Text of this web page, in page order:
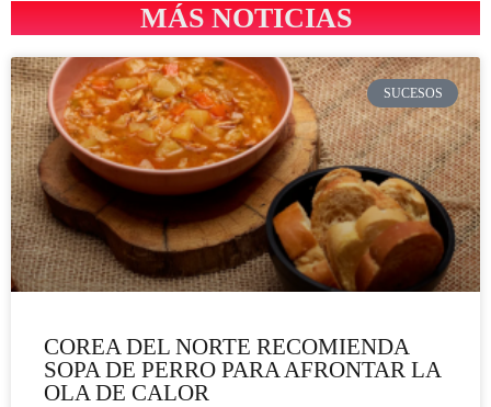
MÁS NOTICIAS
SUCESOS
COREA DEL NORTE RECOMIENDA
SOPA DE PERRO PARA AFRONTAR LA
OLA DE CALOR